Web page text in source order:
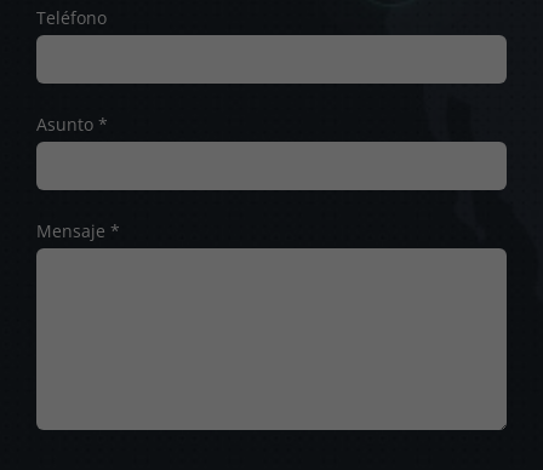
Teléfono
Asunto *
Mensaje *